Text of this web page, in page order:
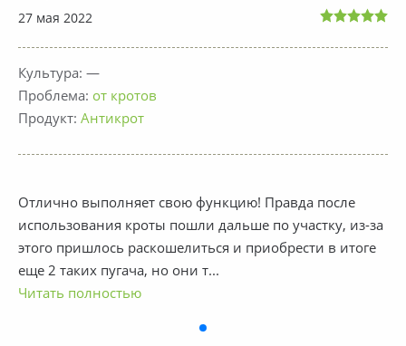
27 мая 2022
Культура: —
Проблема: от кротов
Продукт: Антикрот
Отлично выполняет свою функцию! Правда после
использования кроты пошли дальше по участку, из-за
этого пришлось раскошелиться и приобрести в итоге
еще 2 таких пугача, но они т...
Читать полностью